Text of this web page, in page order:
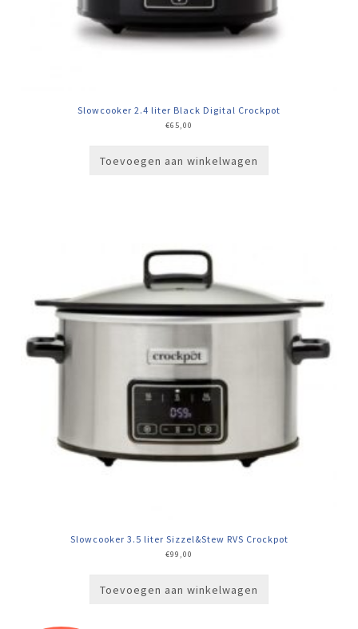
Slowcooker 2.4 liter Black Digital Crockpot
€65,00
Toevoegen aan winkelwagen
Slowcooker 3.5 liter Sizzel&Stew RVS Crockpot
€99,00
Toevoegen aan winkelwagen